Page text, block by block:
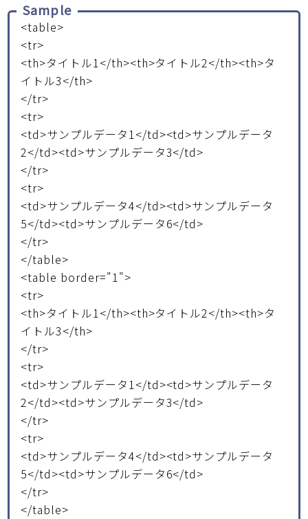
Sample
<table>
<tr>
<th>タイトル1</th><th>タイトル2</th><th>タ
イトル3</th>
</tr>
<tr>
<td>サンプルデータ1</td><td>サンプルデータ
2</td><td>サンプルデータ3</td>
</tr>
<tr>
<td>サンプルデータ4</td><td>サンプルデータ
5</td><td>サンプルデータ6</td>
</tr>
</table>
<table border="1">
<tr>
<th>タイトル1</th><th>タイトル2</th><th>タ
イトル3</th>
</tr>
<tr>
<td>サンプルデータ1</td><td>サンプルデータ
2</td><td>サンプルデータ3</td>
</tr>
<tr>
<td>サンプルデータ4</td><td>サンプルデータ
5</td><td>サンプルデータ6</td>
</tr>
</table>